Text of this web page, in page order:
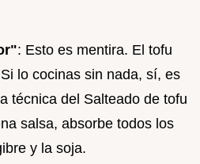
: Esto es mentira. El tofu
lo cocinas sin nada, sí, es
técnica del Salteado de tofu
salsa, absorbe todos los
y la soja.